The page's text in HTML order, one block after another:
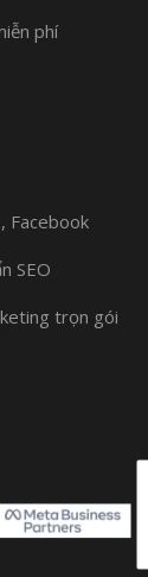
phí
Facebook
SEO
trọn gói